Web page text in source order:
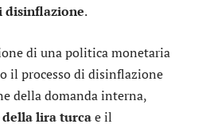
disinflazione.
di una politica monetaria
il processo di disinflazione
della domanda interna,
lira turcae il